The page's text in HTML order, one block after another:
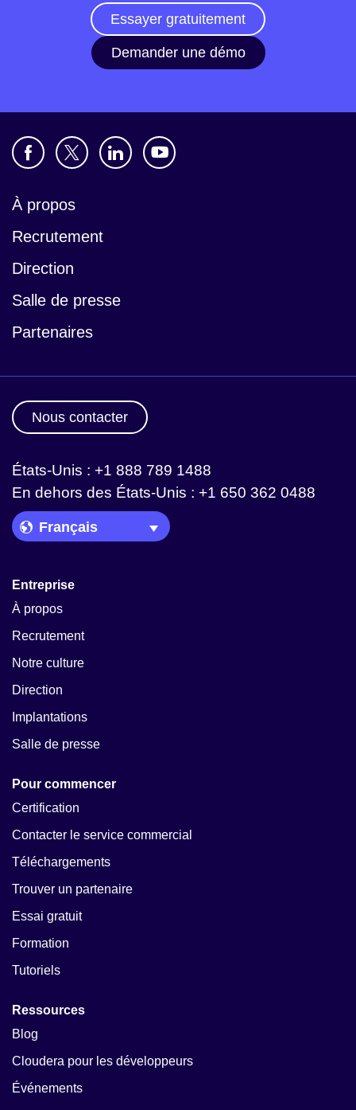
Essayer gratuitement
Demander une démo
À propos
Recrutement
Direction
Salle de presse
Partenaires
Nous contacter
États-Unis : +1 888 789 1488
En dehors des États-Unis : +1 650 362 0488
Language Picker
Entreprise
À propos
Recrutement
Notre culture
Direction
Implantations
Salle de presse
Pour commencer
Certification
Contacter le service commercial
Téléchargements
Trouver un partenaire
Essai gratuit
Formation
Tutoriels
Ressources
Blog
Cloudera pour les développeurs
Événements